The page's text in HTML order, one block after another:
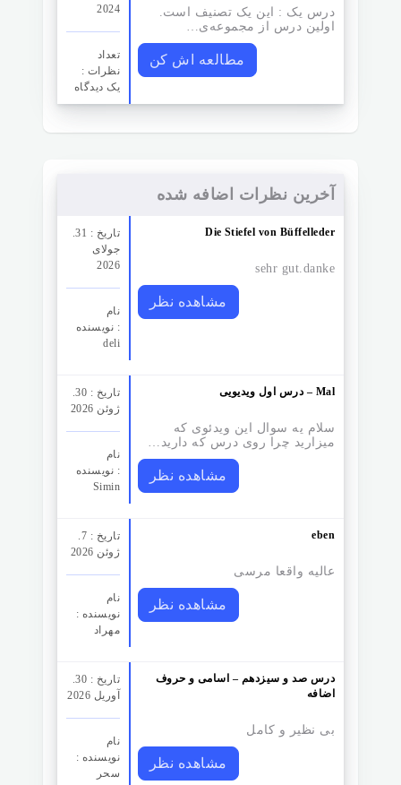
2024
تعداد
نظرات‌ :
یک دیدگاه
درس یک : این یک تصنیف است.
اولین درس از مجموعه‌ی…
مطالعه اش کن
آخرین نظرات اضافه شده
تاریخ : 31.
جولای
2026
نام
نویسنده :
deli
Die Stiefel von Büffelleder
sehr gut.danke
مشاهده نظر
تاریخ : 30.
ژوئن 2026
نام
نویسنده :
Simin
درس اول ویدیویی – Mal
سلام یه سوال این ویدئوی که
میزارید چرا روی درس که دارید…
مشاهده نظر
تاریخ : 7.
ژوئن 2026
نام
نویسنده :
مهراد
eben
عالیه واقعا مرسی
مشاهده نظر
تاریخ : 30.
آوریل 2026
نام
نویسنده :
سحر
درس صد و سیزدهم – اسامی و حروف
اضافه
بی نظیر و کامل
مشاهده نظر